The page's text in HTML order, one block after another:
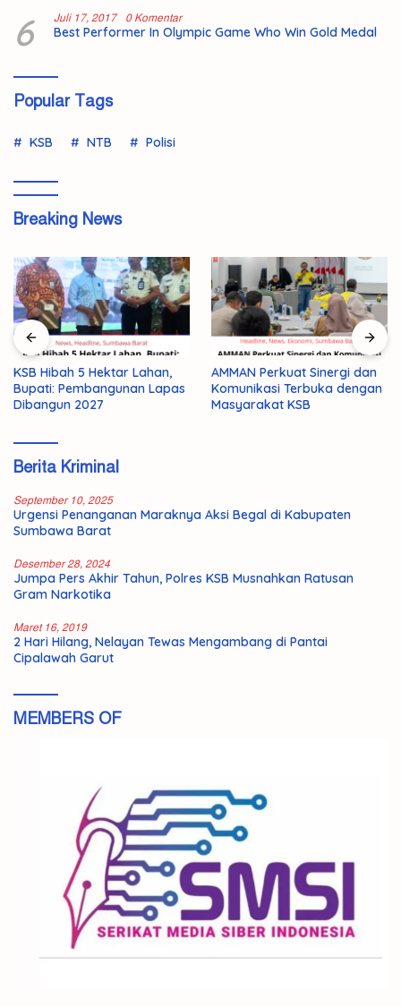
6 Juli 17, 2017 0 Komentar
Best Performer In Olympic Game Who Win Gold Medal
Popular Tags
KSB NTB Polisi
Breaking News
KSB Hibah 5 Hektar Lahan,
Bupati: Pembangunan Lapas
Dibangun 2027
AMMAN Perkuat Sinergi dan
Komunikasi Terbuka dengan
Masyarakat KSB
Berita Kriminal
September 10, 2025
Urgensi Penanganan Maraknya Aksi Begal di Kabupaten
Sumbawa Barat
Desember 28, 2024
Jumpa Pers Akhir Tahun, Polres KSB Musnahkan Ratusan
Gram Narkotika
Maret 16, 2019
2 Hari Hilang, Nelayan Tewas Mengambang di Pantai
Cipalawah Garut
MEMBERS OF